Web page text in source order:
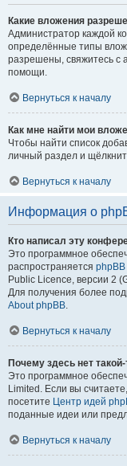
Какие вложения
Администратор каждой
определённые типы
разрешены, свяжитесь с
помощи.
Вернуться к началу
Как мне найти мои
Чтобы найти список
личный раздел и
Вернуться к началу
Информация о
Кто написал эту
Это программное
распространяется phpBB
Public Licence, версии 2
Для получения более
About phpBB.
Вернуться к началу
Почему здесь нет
Это программное
Limited. Если вы
посетите Центр идей
поданные идеи или
Вернуться к началу